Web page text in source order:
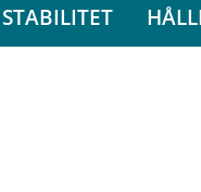
STABILITET